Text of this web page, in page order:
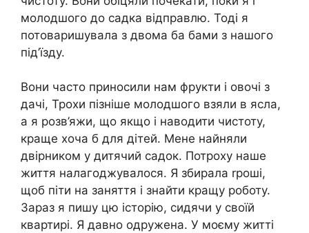
молодшого до садка відправлю. Тоді я
потоваришувала з двома ба бами з нашого
під’їзду.
Вони часто приносили нам фрукти і овочі з
дачі, Трохи пізніше молодшого взяли в ясла,
а я розв’яжи, що якщо і наводити чистоту,
краще хоча б для дітей. Мене найняли
двірником у дитячий садок. Потроху наше
життя налагоджувалося. Я збирала rроші,
щоб піти на заняття і знайти кращу роботу.
Зараз я пишу цю історію, сидячи у своїй
квартирі. Я давно одружена. У моєму житті